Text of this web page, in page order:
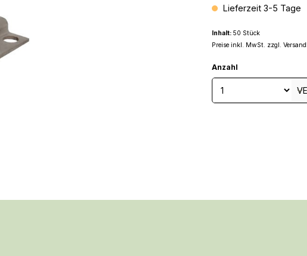
Lieferzeit 3-5 Tage
Inhalt: 50 Stück
Preise inkl. MwSt. zzgl.
Anzahl
Produkt VE